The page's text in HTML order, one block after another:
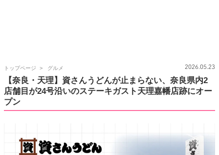
トップページ
テ
レ
メ
N
グルメ 2026.05.23
【奈良・天理】資さんうどんが止まらない、奈良県内2
店舗目が24号沿いのステーキガスト天理嘉幡店跡にオー
プン